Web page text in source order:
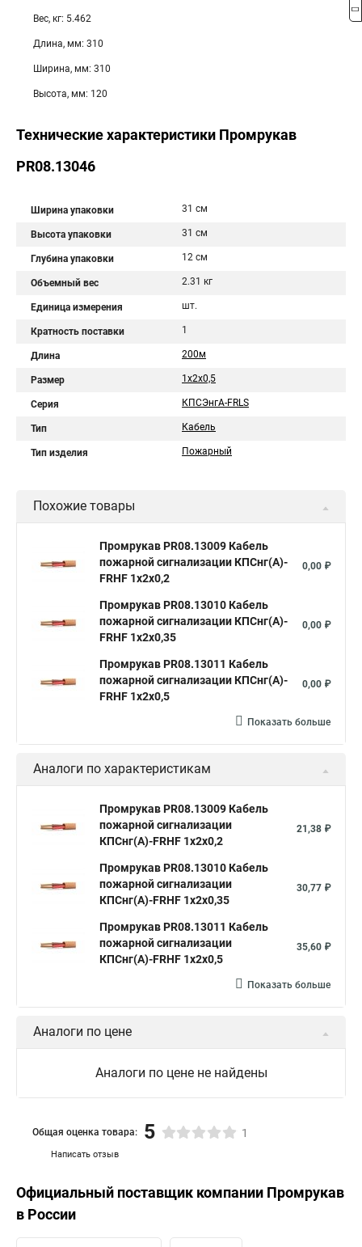
Вес, кг: 5.462
Длина, мм: 310
Ширина, мм: 310
Высота, мм: 120
Технические характеристики Промрукав
PR08.13046
Ширина упаковки 31 см
Высота упаковки 31 см
Глубина упаковки 12 см
Объемный вес 2.31 кг
Единица измерения шт.
Кратность поставки 1
Длина 200м
Размер 1х2х0,5
Серия КПСЭнгА-FRLS
Тип Кабель
Тип изделия Пожарный
Похожие товары
Промрукав PR08.13009 Кабель
пожарной сигнализации КПСнг(А)-
FRHF 1х2х0,2
0,00 ₽
Промрукав PR08.13010 Кабель
пожарной сигнализации КПСнг(А)-
FRHF 1х2х0,35
0,00 ₽
Промрукав PR08.13011 Кабель
пожарной сигнализации КПСнг(А)-
FRHF 1х2х0,5
0,00 ₽
Показать больше
Аналоги по характеристикам
Промрукав PR08.13009 Кабель
пожарной сигнализации
КПСнг(А)-FRHF 1х2х0,2
21,38 ₽
Промрукав PR08.13010 Кабель
пожарной сигнализации
КПСнг(А)-FRHF 1х2х0,35
30,77 ₽
Промрукав PR08.13011 Кабель
пожарной сигнализации
КПСнг(А)-FRHF 1х2х0,5
35,60 ₽
Показать больше
Аналоги по цене
Аналоги по цене не найдены
Написать отзыв
Общая оценка товара: 5 1
Официальный поставщик компании Промрукав
в России